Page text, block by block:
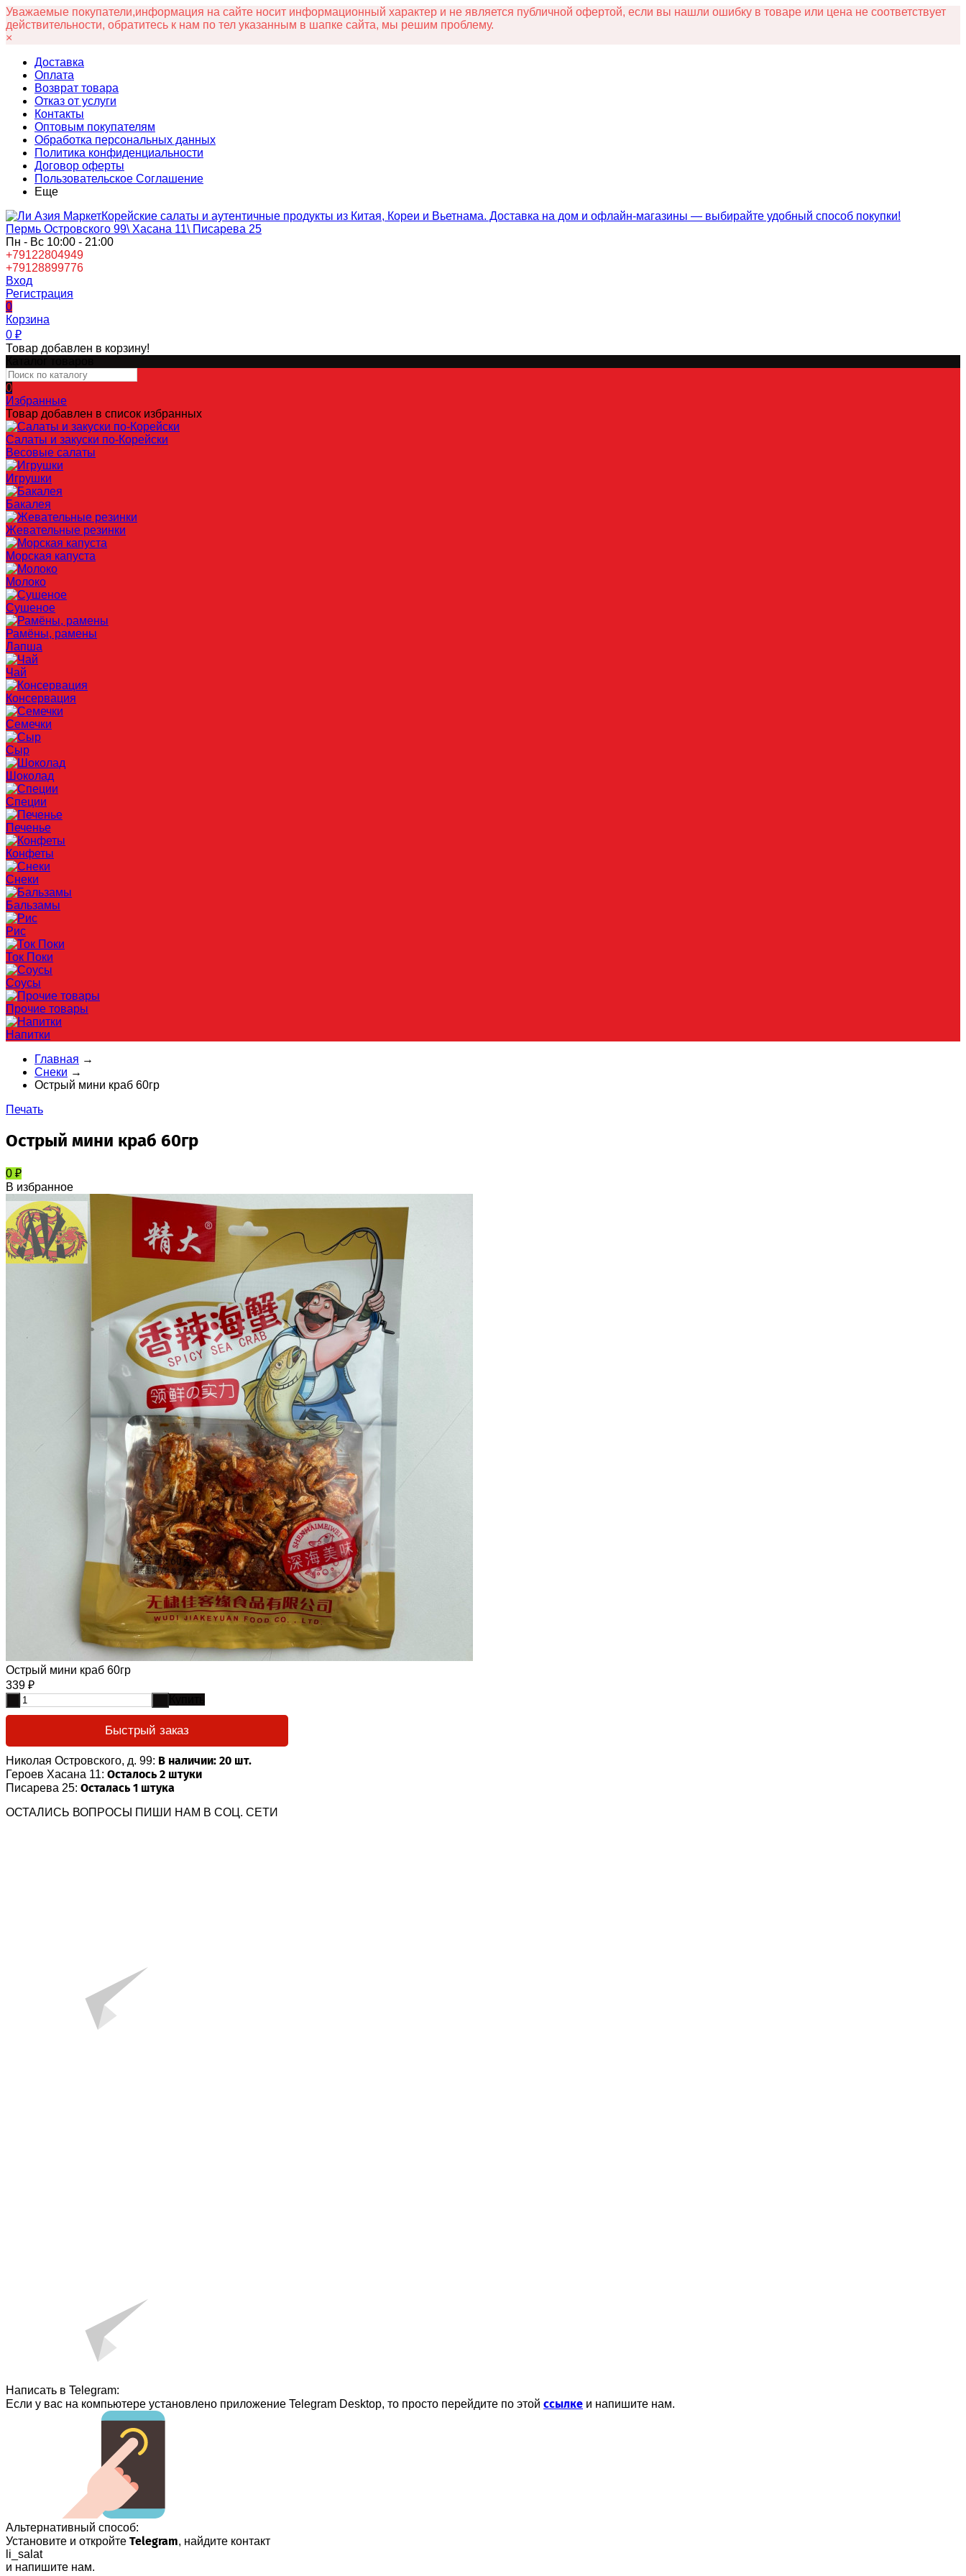
Уважаемые покупатели,информация на сайте носит информационный характер и не является публичной офертой, если вы нашли ошибку в товаре или цена не соответствует
действительности, обратитесь к нам по тел указанным в шапке сайта, мы решим проблему.
×
Доставка
Оплата
Возврат товара
Отказ от услуги
Контакты
Оптовым покупателям
Обработка персональных данных
Политика конфиденциальности
Договор оферты
Пользовательское Соглашение
Еще
Корейские салаты и аутентичные продукты из Китая, Кореи и Вьетнама. Доставка на дом и офлайн‑магазины — выбирайте удобный способ покупки!
Пермь Островского 99\ Хасана 11\ Писарева 25
Пн - Вс 10:00 - 21:00
+79122804949
+79128899776
Вход
Регистрация
0
Корзина
0 ₽
Товар добавлен в корзину!
0
Избранные
Товар добавлен в список избранных
Салаты и закуски по-Корейски
Весовые салаты
Игрушки
Бакалея
Жевательные резинки
Морская капуста
Молоко
Сушеное
Рамёны, рамены
Лапша
Чай
Консервация
Семечки
Сыр
Шоколад
Специи
Печенье
Конфеты
Снеки
Бальзамы
Рис
Ток Поки
Соусы
Прочие товары
Напитки
Главная →
Снеки →
Острый мини краб 60гр
Печать
Острый мини краб 60гр
0 ₽
В избранное
Острый мини краб 60гр
339 ₽
Быстрый заказ
Николая Островского, д. 99: В наличии: 20 шт.
Героев Хасана 11: Осталось 2 штуки
Писарева 25: Осталась 1 штука
ОСТАЛИСЬ ВОПРОСЫ ПИШИ НАМ В СОЦ. СЕТИ
Написать в Telegram:
Если у вас на компьютере установлено приложение Telegram Desktop, то просто перейдите по этой ссылке и напишите нам.
Альтернативный способ:
Установите и откройте Telegram, найдите контакт
li_salat
и напишите нам.